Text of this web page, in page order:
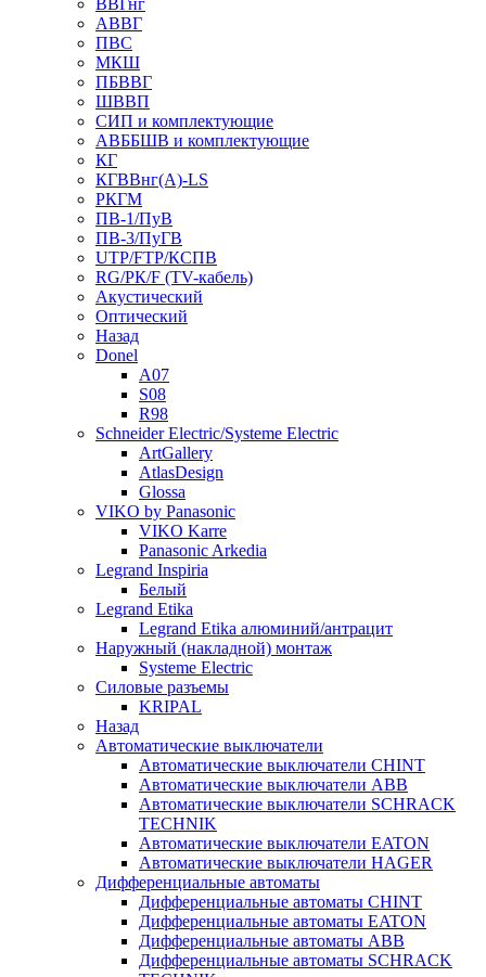
АВВГ
ПВС
МКШ
ПБВВГ
ШВВП
СИП и комплектующие
АВББШВ и комплектующие
КГ
КГВВнг(А)-LS
РКГМ
ПВ-1/ПуВ
ПВ-3/ПуГВ
UTP/FTP/КСПВ
RG/РК/F (TV-кабель)
Акустический
Оптический
Назад
Donel
A07
S08
R98
Schneider Electric/Systeme Electric
ArtGallery
AtlasDesign
Glossa
VIKO by Panasonic
VIKO Karre
Panasonic Arkedia
Legrand Inspiria
Белый
Legrand Etika
Legrand Etika алюминий/антрацит
Наружный (накладной) монтаж
Systeme Electric
Силовые разъемы
KRIPAL
Назад
Автоматические выключатели
Автоматические выключатели CHINT
Автоматические выключатели ABB
Автоматические выключатели SCHRACK
TECHNIK
Автоматические выключатели EATON
Автоматические выключатели HAGER
Дифференциальные автоматы
Дифференциальные автоматы CHINT
Дифференциальные автоматы EATON
Дифференциальные автоматы ABB
Дифференциальные автоматы SCHRACK